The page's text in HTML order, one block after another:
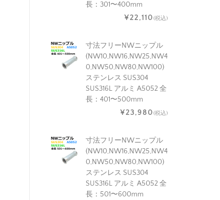
長：301〜400mm
¥22,110(税込)
寸法フリーNWニップル
(NW10,NW16,NW25,NW4
0,NW50,NW80,NW100)
ステンレス SUS304
SUS316L アルミ A5052 全
長：401〜500mm
¥23,980(税込)
寸法フリーNWニップル
(NW10,NW16,NW25,NW4
0,NW50,NW80,NW100)
ステンレス SUS304
SUS316L アルミ A5052 全
長：501〜600mm